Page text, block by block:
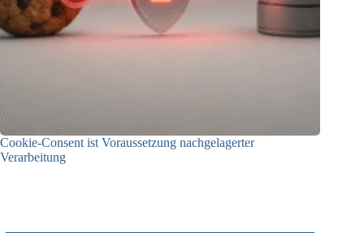
Cookie-Consent ist Voraussetzung nachgelagerter
Verarbeitung